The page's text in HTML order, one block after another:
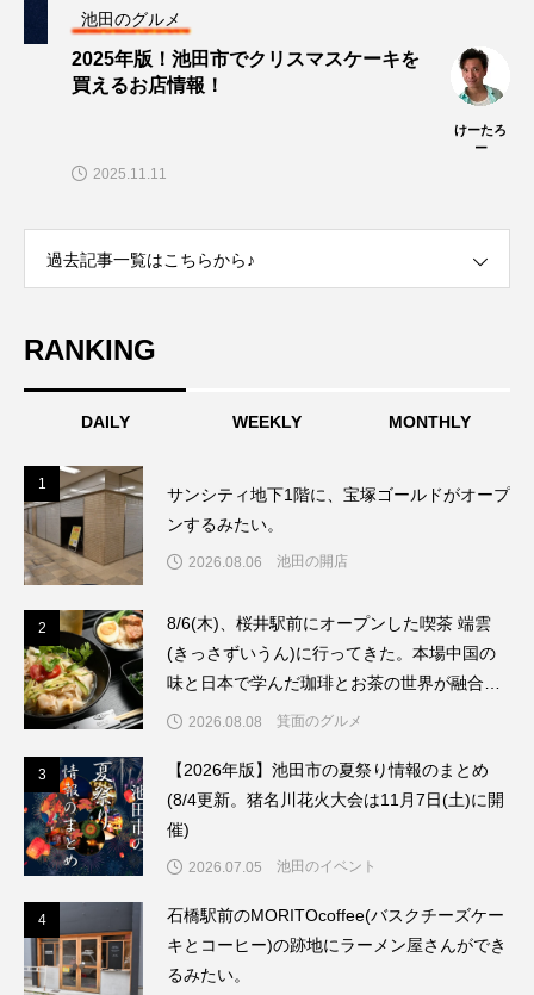
池田のグルメ
2025年版！池田市でクリスマスケーキを
買えるお店情報！
けーたろ
ー
2025.11.11
過去記事一覧はこちらから♪
RANKING
DAILY WEEKLY MONTHLY
1
サンシティ地下1階に、宝塚ゴールドがオープ
ンするみたい。
2026.08.06 池田の開店
2
8/6(木)、桜井駅前にオープンした喫茶 端雲
(きっさずいうん)に行ってきた。本場中国の
味と日本で学んだ珈琲とお茶の世界が融合し
たお店だった。
2026.08.08 箕面のグルメ
3
【2026年版】池田市の夏祭り情報のまとめ
(8/4更新。猪名川花火大会は11月7日(土)に開
催)
2026.07.05 池田のイベント
4
石橋駅前のMORITOcoffee(バスクチーズケー
キとコーヒー)の跡地にラーメン屋さんができ
るみたい。